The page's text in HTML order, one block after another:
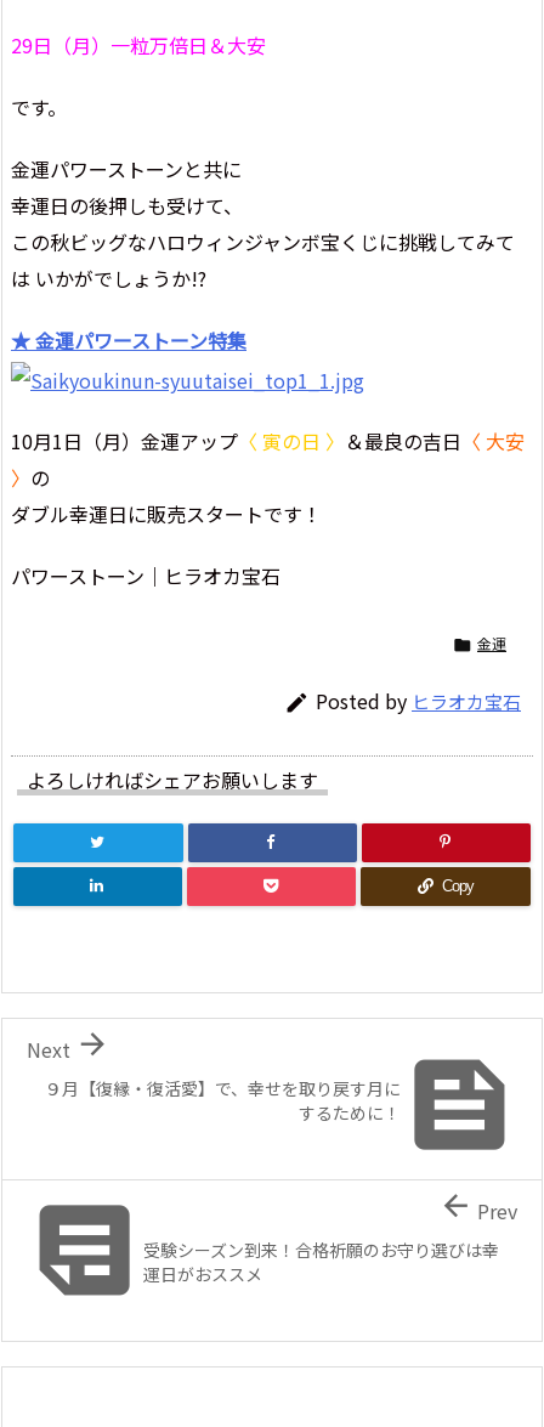
29日（月）一粒万倍日＆大安
です。
金運パワーストーンと共に
幸運日の後押しも受けて、
この秋ビッグなハロウィンジャンボ宝くじに挑戦してみて
は いかがでしょうか!?
★ 金運パワーストーン特集
10月1日（月）金運アップ 〈 寅の日 〉 ＆最良の吉日 〈 大安
〉 の
ダブル幸運日に販売スタートです！
パワーストーン｜ヒラオカ宝石
 金運
 Posted by ヒラオカ宝石
よろしければシェアお願いします
Copy

９月【復縁・復活愛】で、幸せを取り戻す月に
するために！

Next
受験シーズン到来！合格祈願のお守り選びは幸
運日がおススメ
 Prev